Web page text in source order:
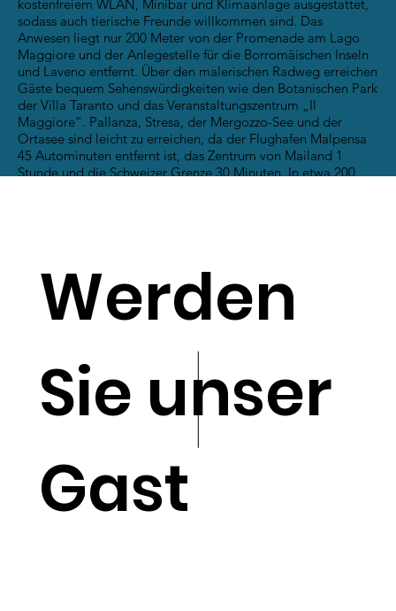
kostenfreiem WLAN, Minibar und Klimaanlage ausgestattet,
sodass auch tierische Freunde willkommen sind. Das
Anwesen liegt nur 200 Meter von der Promenade am Lago
Maggiore und der Anlegestelle für die Borromäischen Inseln
und Laveno entfernt. Über den malerischen Radweg erreichen
Gäste bequem Sehenswürdigkeiten wie den Botanischen Park
der Villa Taranto und das Veranstaltungszentrum „Il
Maggiore“. Pallanza, Stresa, der Mergozzo-See und der
Ortasee sind leicht zu erreichen, da der Flughafen Malpensa
45 Autominuten entfernt ist, das Zentrum von Mailand 1
Stunde und die Schweizer Grenze 30 Minuten. In etwa 200
Werden
Sie unser
Gast